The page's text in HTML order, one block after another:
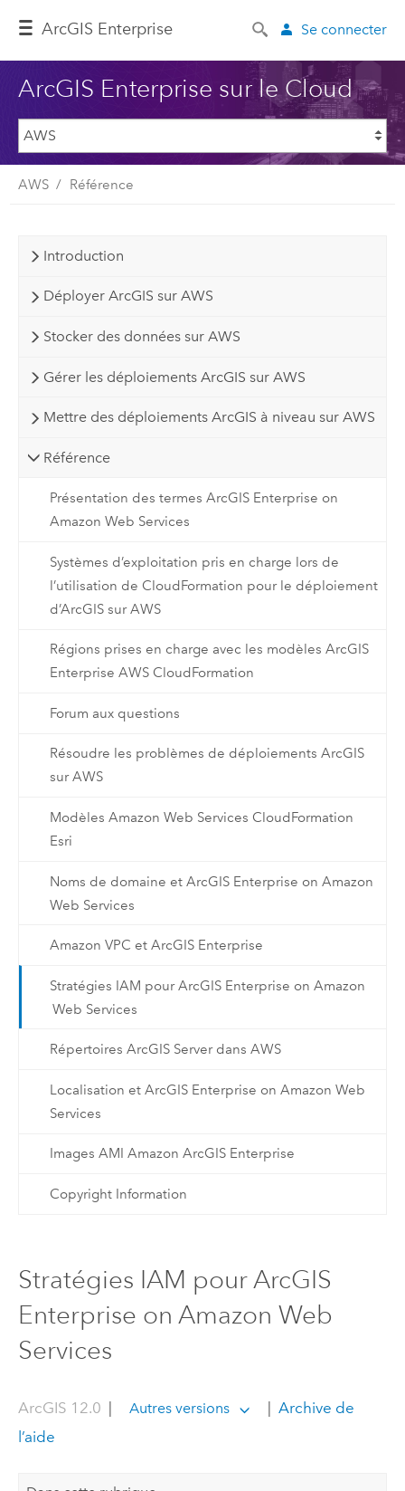
ArcGIS Enterprise Se connecter
ArcGIS Enterprise sur le Cloud
AWS Référence
Introduction
Déployer ArcGIS sur AWS
Stocker des données sur AWS
Gérer les déploiements ArcGIS sur AWS
Mettre des déploiements ArcGIS à niveau sur AWS
Référence
Présentation des termes ArcGIS Enterprise on
Amazon Web Services
Systèmes d’exploitation pris en charge lors de
l’utilisation de CloudFormation pour le déploiement
d’ArcGIS sur AWS
Régions prises en charge avec les modèles ArcGIS
Enterprise AWS CloudFormation
Forum aux questions
Résoudre les problèmes de déploiements ArcGIS
sur AWS
Modèles Amazon Web Services CloudFormation
Esri
Noms de domaine et ArcGIS Enterprise on Amazon
Web Services
Amazon VPC et ArcGIS Enterprise
Stratégies IAM pour ArcGIS Enterprise on Amazon
Web Services
Répertoires ArcGIS Server dans AWS
Localisation et ArcGIS Enterprise on Amazon Web
Services
Images AMI Amazon ArcGIS Enterprise
Copyright Information
Stratégies IAM pour ArcGIS
Enterprise on Amazon Web
Services
ArcGIS 12.0 Autres versions
Archive de
l’aide